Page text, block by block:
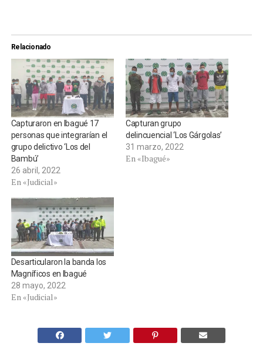
Relacionado
Capturaron en Ibagué 17
personas que integrarían el
grupo delictivo ‘Los del
Bambú’
26 abril, 2022
En «Judicial»
Capturan grupo
delincuencial ‘Los Gárgolas’
31 marzo, 2022
En «Ibagué»
Desarticularon la banda los
Magníficos en Ibagué
28 mayo, 2022
En «Judicial»